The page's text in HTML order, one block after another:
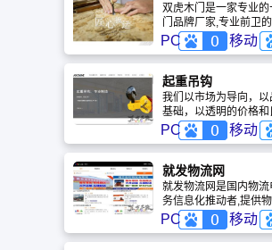
双虎木门是一家专业的
门品牌厂家,专业前卫
念引领中国木门消费潮
PC 移动
起重吊钩
我们以市场为导向，以
基础，以透明的价格和
服务推进顾客成功为目
前为止，我们已经全
国家，出口过产品。
PC 移动
就发物流网
就发物流网是国内物流
务信息化推动者,提供
PC 移动